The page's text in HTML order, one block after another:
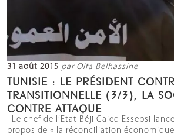
31 août 2015 par Olfa Belhassine
TUNISIE : LE PRÉSIDENT
TRANSITIONNELLE (3/3), LA
CONTRE ATTAQUE
Le chef de l’Etat Béji Caied Essebsi
propos de « la réconciliation